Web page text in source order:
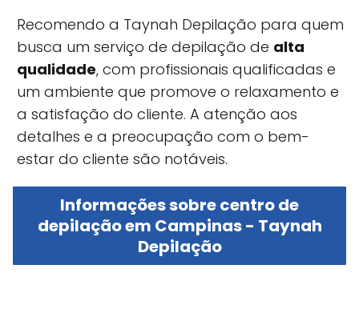
Recomendo a Taynah Depilação para quem
busca um serviço de depilação de alta
qualidade, com profissionais qualificadas e
um ambiente que promove o relaxamento e
a satisfação do cliente. A atenção aos
detalhes e a preocupação com o bem-
estar do cliente são notáveis.
Informações sobre centro de
depilação em Campinas - Taynah
Depilação